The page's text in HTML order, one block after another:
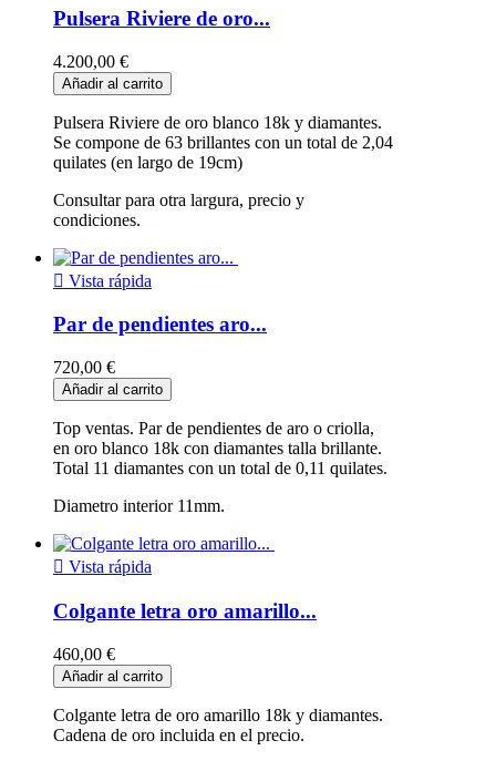
Pulsera Riviere de oro...
4.200,00 €
Añadir al carrito
Pulsera Riviere de oro blanco 18k y diamantes.
Se compone de 63 brillantes con un total de 2,04
quilates (en largo de 19cm)
Consultar para otra largura, precio y
condiciones.
 Vista rápida
Par de pendientes aro...
720,00 €
Añadir al carrito
Top ventas. Par de pendientes de aro o criolla,
en oro blanco 18k con diamantes talla brillante.
Total 11 diamantes con un total de 0,11 quilates.
Diametro interior 11mm.
 Vista rápida
Colgante letra oro amarillo...
460,00 €
Añadir al carrito
Colgante letra de oro amarillo 18k y diamantes.
Cadena de oro incluida en el precio.